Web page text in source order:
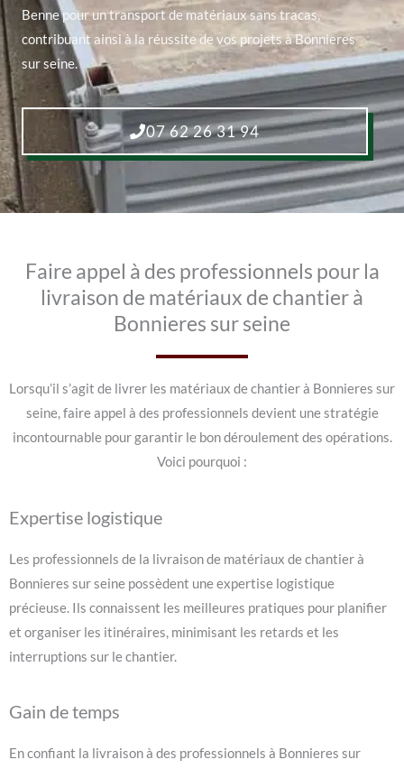
Benne pour un transport de matériaux sans tracas,
contribuant ainsi à la réussite de vos projets à Bonnieres
sur seine.
07 62 26 31 94
Faire appel à des professionnels pour la
livraison de matériaux de chantier à
Bonnieres sur seine
Lorsqu’il s’agit de livrer les matériaux de chantier à Bonnieres sur
seine, faire appel à des professionnels devient une stratégie
incontournable pour garantir le bon déroulement des opérations.
Voici pourquoi :
Expertise logistique
Les professionnels de la livraison de matériaux de chantier à
Bonnieres sur seine possèdent une expertise logistique
précieuse. Ils connaissent les meilleures pratiques pour planifier
et organiser les itinéraires, minimisant les retards et les
interruptions sur le chantier.
Gain de temps
En confiant la livraison à des professionnels à Bonnieres sur